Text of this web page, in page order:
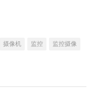
摄像机 监控
监控摄像